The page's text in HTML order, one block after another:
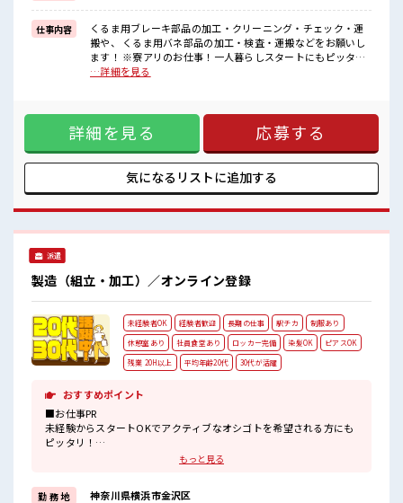
■職場の雰囲気
≪20代・30代の方活躍中≫
残業もあるからシッカリ稼げます。
キバツ過ぎはNGですが髪のカラー&ピアスOK♪
仕事内容
くるま用ブレーキ部品の加工・クリーニング・チェック・運
搬や、 くるま用バネ部品の加工・検査・運搬などをお願いし
ます！ ※寮アリのお仕事！一人暮らしスタートにもピッタリ
♪ ■お仕事PR 人気エリア・横浜市で1人暮らしデビュー！ 家
う大手メーカー。 工場内は自動化が進んでいるため様々なキ
カイがあります。 他にもプリペイド式の大きな食堂があり！
さらに便利な売店も付いてます♪ ロッカーも着替え用と現場
と1人につき2つを貸出中。 そして1番は最寄駅から徒歩5分と
いう好立地！ 寮から電車で仕事に向かって駅についたら降り
てすぐ！ ■職場の雰囲気 ≪20代・30代の方活躍中≫ 残業も
ー&ピアスOK♪ 社員食堂・ロッカー・休憩室完備！ #ryo
…詳細を見る
詳細を見る 応募する
気になるリストに追加する
派遣
製造（組立・加工）／オンライン登録
未経験者OK 経験者歓迎 長期の仕事 駅チカ
制服あり
休憩室あり
社員食堂あり ロッカー完備 染髪OK
ピアスOK
残業 20H以上
平均年齢20代 30代が活躍
おすすめポイント
■お仕事PR
未経験からスタートOKでアクティブなオシゴトを希望される方にも
ピッタリ！
ウレシイ高時給でガッチリ稼げる2交替ワーク。
なので職場の環境面も充実しています。
社員食堂や売店もあります。
もっと見る
勤 務 地
神奈川県横浜市金沢区